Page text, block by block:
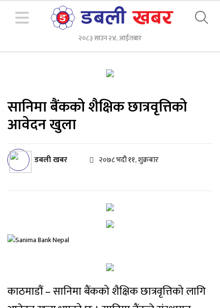
२०८३ साउन २४, आईतबार
सानिमा बैंकको शैक्षिक छात्रवृत्तिको
आवेदन खुला
डबली खबर २०७८ भदौ ११, शुक्रबार
काठमाडौं – सानिमा बैंकको शैक्षिक छात्रवृत्तिको लागि